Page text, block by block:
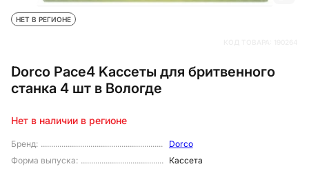
Dorco Pace4 Kассеты для бритвенного
станка 4 шт в Вологде
НЕТ В РЕГИОНЕ
Бренд:
Dorco
Форма выпуска:
Кассета
Нет в наличии в регионе